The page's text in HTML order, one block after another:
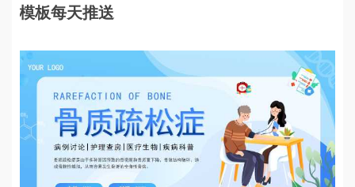
模板每天推送